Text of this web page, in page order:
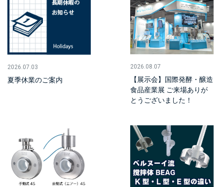
2026.07.03
夏季休業のご案内
2026.08.07
【展示会】国際発酵・醸造
食品産業展 ご来場ありが
とうございました！